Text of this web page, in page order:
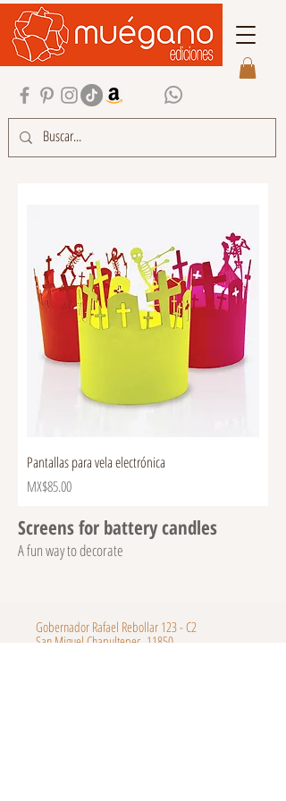
Pantallas para vela electrónica
Price
MX$85.00
Screens for battery candles
A fun way to decorate
Gobernador Rafael Rebollar 123 - C2
San Miguel Chapultepec, 11850